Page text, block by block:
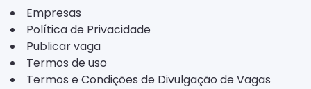
Empresas
Política de Privacidade
Publicar vaga
Termos de uso
Termos e Condições de Divulgação de Vagas